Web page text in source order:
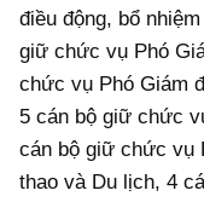
điều động, bổ
giữ chức vụ Phó
chức vụ Phó Giám
5 cán bộ giữ chức
cán bộ giữ chức vụ
thao và Du lịch, 4